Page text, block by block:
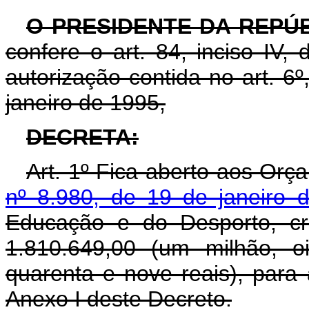
O PRESIDENTE DA
confere o art. 84, inciso IV,
autorização contida no art.
janeiro de 1995,
DECRETA:
Art. 1º Fica aberto aos
nº 8.980, de 19 de janeiro
Educação e do Desporto,
1.810.649,00 (um milhão,
quarenta e nove reais), para
Anexo I deste Decreto.